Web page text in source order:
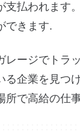
支払われます
できます.
レージでトラ
る企業を見
所で高給の仕